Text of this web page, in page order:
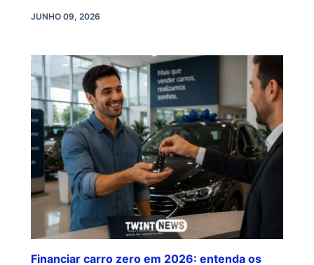
JUNHO 09, 2026
Financiar carro zero em 2026: entenda os